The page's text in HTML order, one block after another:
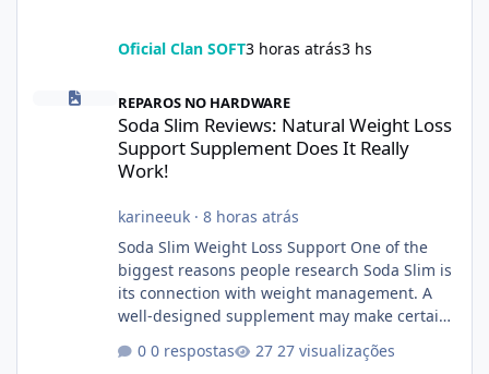
Oficial Clan SOFT3 horas atrás3 hs
Soda Slim Reviews: Natural Weight Loss Support Supplement
REPAROS NO HARDWARE
Soda Slim Reviews: Natural Weight Loss
Support Supplement Does It Really
Work!
karineeuk· 8 horas atrás
Soda Slim Weight Loss Support One of the
biggest reasons people research Soda Slim is
its connection with weight management. A
well-designed supplement may make certain
maintain, depending on its ingredients and
0 respostas 27 visualizações